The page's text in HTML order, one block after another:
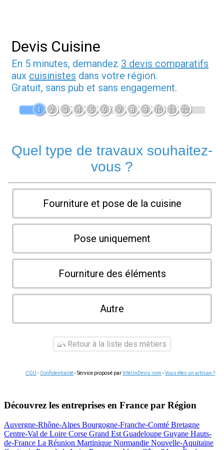
Devis Cuisine
En 5 minutes, demandez 3 devis comparatifs
aux cuisinistes dans votre région.
Gratuit, sans pub et sans engagement.
1 2 3 4 5 6 7 8 9 10 11 12
Quel type de travaux souhaitez-
vous ?
Fourniture et pose de la cuisine
Pose uniquement
Fourniture des éléments
Autre
Retour à la liste des métiers
CGU - Confidentialité- Service proposé parViteUnDevis.com -Vous êtes un artisan ?
Découvrez les entreprises en France par Région
Auvergne-Rhône-Alpes Bourgogne-Franche-Comté Bretagne
Centre-Val de Loire Corse Grand Est Guadeloupe Guyane Hauts-
de-France La Réunion Martinique Normandie Nouvelle-Aquitaine